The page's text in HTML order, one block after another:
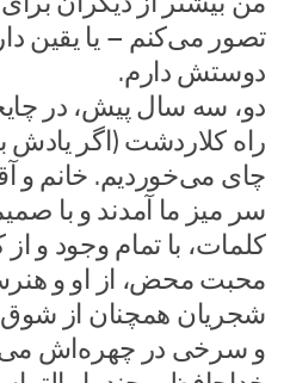
تصور می‌کنم – یا یقین
دوستش دارم.
دو، سه سال پیش، در
راه کلاردشت (اگر یادش
چای می‌خوردیم. خانم و
سر میز ما آمدند و با
کلمات، با تمام وجود و
محبت محض، از او و
شجریان همچنان از
و سرخی در چهره‌اش